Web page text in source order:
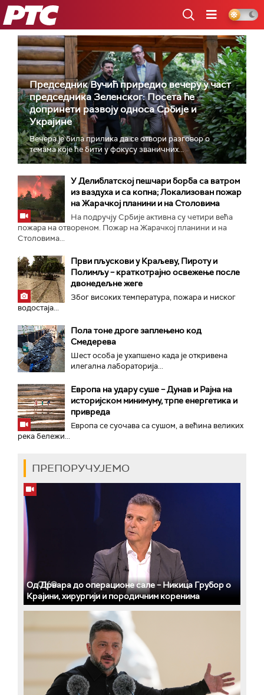
РТС
Председник Вучић приредио вечеру у част
председника Зеленског: Посета ће
допринети развоју односа Србије и
Украјине
Вечера је била прилика да се отвори разговор о
темама које ће бити у фокусу званичних...
У Делиблатској пешчари борба са ватром
из ваздуха и са копна; Локализован пожар
на Жарачкој планини и на Столовима
На подручју Србије активна су четири већа
пожара на отвореном. Пожар на Жарачкој планини и на
Столовима...
Први пљускови у Краљеву, Пироту и
Полимљу – краткотрајно освежење после
двонедељне жеге
Због високих температура, пожара и ниског
водостаја...
Пола тоне дроге заплењено код
Смедерева
Шест особа је ухапшено када је откривена
илегална лабораторија...
Европа на удару суше – Дунав и Рајна на
историјском минимуму, трпе енергетика и
привреда
Европа се суочава са сушом, а већина великих
река бележи...
ПРЕПОРУЧУЈЕМО
Од Дрвара до операционе сале – Никица Грубор о
Крајини, хирургији и породичним коренима